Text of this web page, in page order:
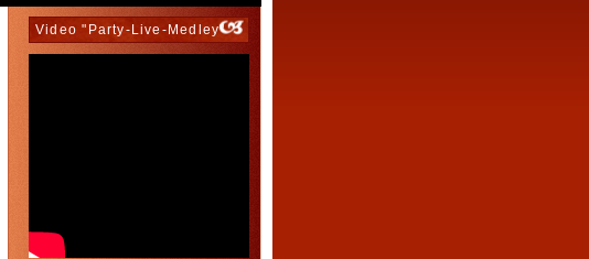
Video "Party-Live-Medley"